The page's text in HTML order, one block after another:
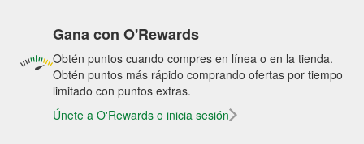
Gana con O'Rewards
Obtén puntos cuando compres en línea o en la tienda.
Obtén puntos más rápido comprando ofertas por tiempo
limitado con puntos extras.
Únete a O'Rewards o inicia sesión